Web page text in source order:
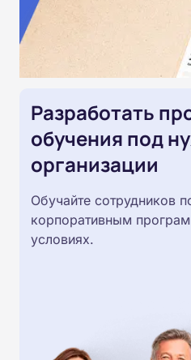
Разработать
обучения под
организации
Обучайте сотрудников
корпоративным
условиях.